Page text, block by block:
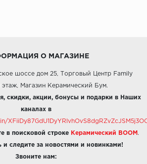
О МАГАЗИНЕ
шоссе дом 25, Торговый Центр Family
этаж, Магазин Керамический Бум.
скидки, акции, бонусы и подарки в Наших
каналах в
в поисковой строке Керамический BOOM .
и следите за новостями и новинками!
Звоните нам: